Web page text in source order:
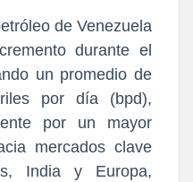
de Venezuela
durante el
un promedio de
por día (bpd),
por un mayor
mercados clave
India y Europa,